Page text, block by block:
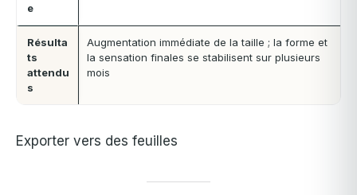
e
Résulta
ts
attendu
s
Augmentation immédiate de la taille ; la forme et
la sensation finales se stabilisent sur plusieurs
mois
Exporter vers des feuilles